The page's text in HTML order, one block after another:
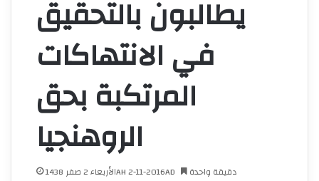
يطالبون بالتحقيق
في الانتهاكات
المرتكبة بحق
الروهنجيا
الأربعاء 2 صفر 1438AH 2-11-2016AD دقيقة واحدة